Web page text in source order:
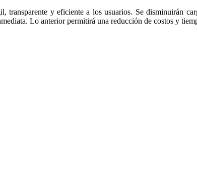
transparente y eficiente a los usuarios. Se disminuirán
Lo anterior permitirá una reducción de costos y